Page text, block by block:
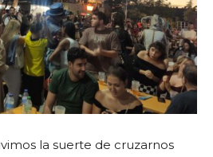
la suerte de cruzarnos